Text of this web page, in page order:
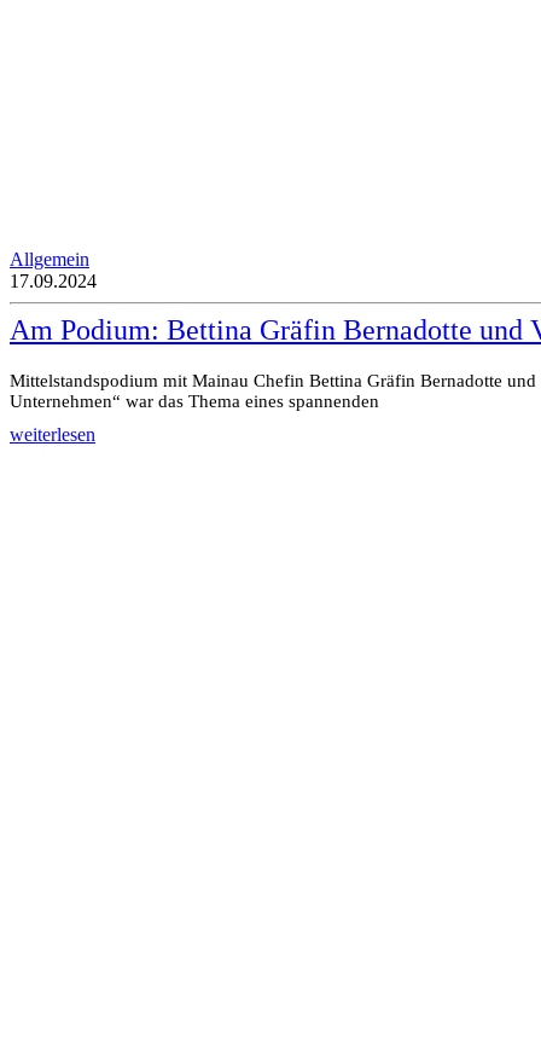
Allgemein
17.09.2024
Am Podium: Bettina Gräfin Bernadotte
Mittelstandspodium mit Mainau Chefin Bettina Gräfin Bernadotte
Unternehmen“ war das Thema eines spannenden
weiterlesen